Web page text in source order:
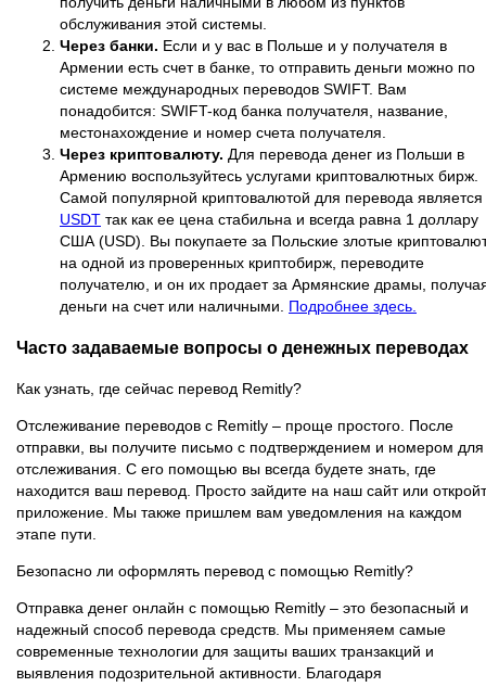
обслуживания этой системы.
Через банки. Если и у вас в Польше и у получателя в
Армении есть счет в банке, то отправить деньги можно по
системе международных переводов SWIFT. Вам
понадобится: SWIFT-код банка получателя, название,
местонахождение и номер счета получателя.
Через криптовалюту. Для перевода денег из Польши в
Армению воспользуйтесь услугами криптовалютных бирж.
Самой популярной криптовалютой для перевода является
USDT так как ее цена стабильна и всегда равна 1 доллару
США (USD). Вы покупаете за Польские злотые
на одной из проверенных криптобирж, переводите
получателю, и он их продает за Армянские драмы,
деньги на счет или наличными. Подробнее здесь.
Часто задаваемые вопросы о денежных переводах
Как узнать, где сейчас перевод Remitly?
Отслеживание переводов с Remitly – проще простого. После
отправки, вы получите письмо с подтверждением и номером для
отслеживания. С его помощью вы всегда будете знать, где
находится ваш перевод. Просто зайдите на наш сайт или
приложение. Мы также пришлем вам уведомления на каждом
этапе пути.
Безопасно ли оформлять перевод с помощью Remitly?
Отправка денег онлайн с помощью Remitly – это безопасный и
надежный способ перевода средств. Мы применяем самые
современные технологии для защиты ваших транзакций и
выявления подозрительной активности. Благодаря